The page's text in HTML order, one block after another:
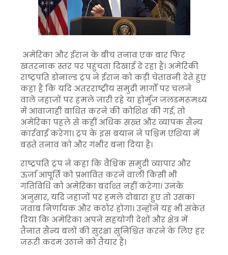
अमेरिका और ईरान के बीच तनाव एक बार फिर
खतरनाक स्तर पर पहुंचता दिखाई दे रहा है। अमेरिकी
राष्ट्रपति डोनाल्ड ट्रंप ने ईरान को कड़ी चेतावनी देते हुए
कहा है कि यदि अंतरराष्ट्रीय समुद्री मार्गों पर चलने
वाले जहाजों पर हमले जारी रहे या होर्मुज जलडमरूमध्य
में आवाजाही बाधित करने की कोशिश की गई, तो
अमेरिका पहले से कहीं अधिक सख्त और व्यापक सैन्य
कार्रवाई करेगा। ट्रंप के इस बयान ने पश्चिम एशिया में
बढ़ते तनाव को और गंभीर बना दिया है।
राष्ट्रपति ट्रंप ने कहा कि वैश्विक समुद्री व्यापार और
ऊर्जा आपूर्ति को प्रभावित करने वाली किसी भी
गतिविधि को अमेरिका बर्दाश्त नहीं करेगा। उनके
अनुसार, यदि जहाजों पर हमले दोबारा हुए तो उसका
जवाब निर्णायक और कठोर होगा। उन्होंने यह भी संकेत
दिया कि अमेरिका अपने सहयोगी देशों और क्षेत्र में
तैनात सैन्य बलों की सुरक्षा सुनिश्चित करने के लिए हर
जरूरी कदम उठाने को तैयार है।